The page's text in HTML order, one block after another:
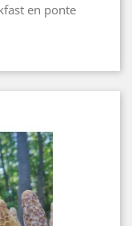
en ponte